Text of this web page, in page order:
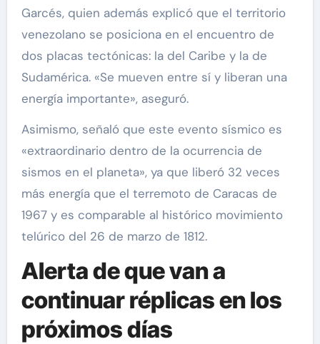
Garcés, quien además explicó que el territorio
venezolano se posiciona en el encuentro de
dos placas tectónicas: la del Caribe y la de
Sudamérica. «Se mueven entre sí y liberan una
energía importante», aseguró.
Asimismo, señaló que este evento sísmico es
«extraordinario dentro de la ocurrencia de
sismos en el planeta», ya que liberó 32 veces
más energía que el terremoto de Caracas de
1967 y es comparable al histórico movimiento
telúrico del 26 de marzo de 1812.
Alerta de que van a
continuar réplicas en los
próximos días